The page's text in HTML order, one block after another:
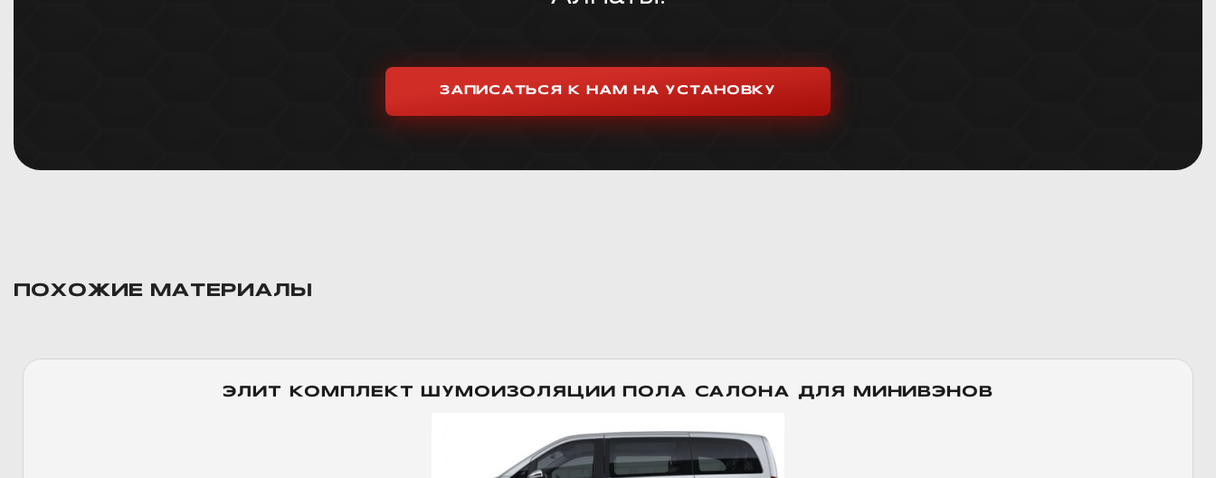
ЗАПИСАТЬСЯ К НАМ НА УСТАНОВКУ
ПОХОЖИЕ МАТЕРИАЛЫ
ЭЛИТ КОМПЛЕКТ ШУМОИЗОЛЯЦИИ ПОЛА САЛОНА ДЛЯ МИНИВЭНОВ